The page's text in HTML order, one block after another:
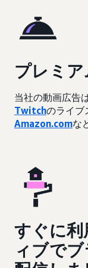
プレミ
当社の動画広告
Twitchのライブ
Amazon.comな
すぐに利
ィブで